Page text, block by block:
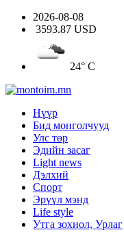
2026-08-08
3593.87 USD
24° C
Нүүр
Бид монголчууд
Улс төр
Эдийн засаг
Light news
Дэлхий
Спорт
Эрүүл мэнд
Life style
Утга зохиол, Урлаг